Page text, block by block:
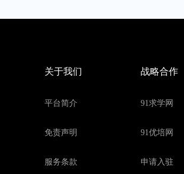
同学也过去学习。
2021-12-09 15:48
手操作，而且都是包学会为止，售
。
去看一下。
请教TA
关于我们
平台简介
免责声明
服务条款
战略合作
91求学网
91优培网
申请入驻